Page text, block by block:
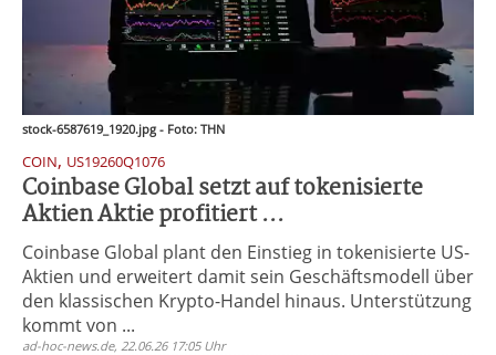
stock-6587619_1920.jpg - Foto: THN
COIN, US19260Q1076
Coinbase Global setzt auf tokenisierte
Aktien Aktie profitiert ...
Coinbase Global plant den Einstieg in tokenisierte US-
Aktien und erweitert damit sein Geschäftsmodell über
den klassischen Krypto-Handel hinaus. Unterstützung
kommt von ...
ad-hoc-news.de, 22.06.26 17:05 Uhr